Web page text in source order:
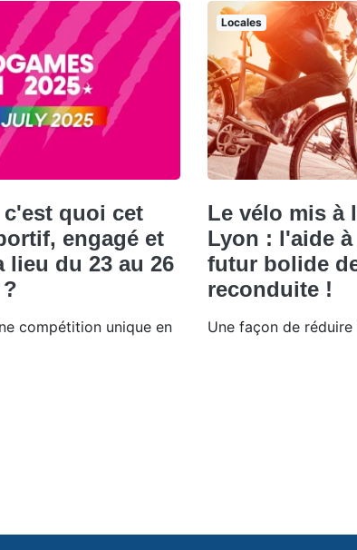
c'est quoi cet
engagé et
du 23 au 26
compétition unique en
Locales
Le vélo mis à
Lyon : l'aide
futur bolide
reconduite !
Une façon de